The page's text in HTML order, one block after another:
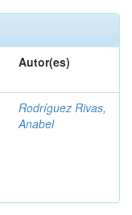
Autor(es)
Rodríguez Rivas,
Anabel